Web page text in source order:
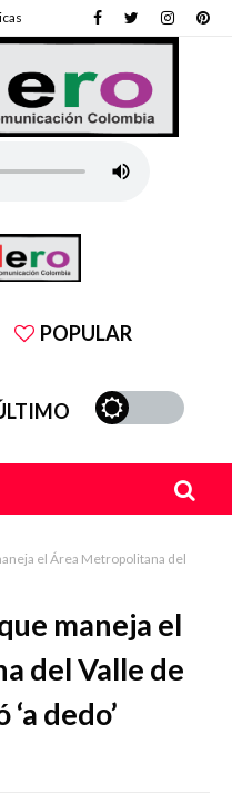
POPULAR
el Área Metropolitana del
maneja el
del Valle de
dedo’